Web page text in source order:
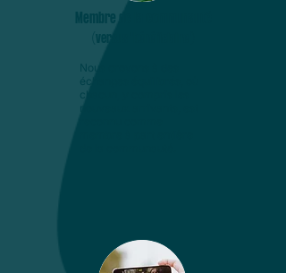
Nous croyons à des
échanges équilibrés, où
chacun, y compris les
nouveaux arrivants, est
Membre de la communauté
(versus "bénéficiaire")